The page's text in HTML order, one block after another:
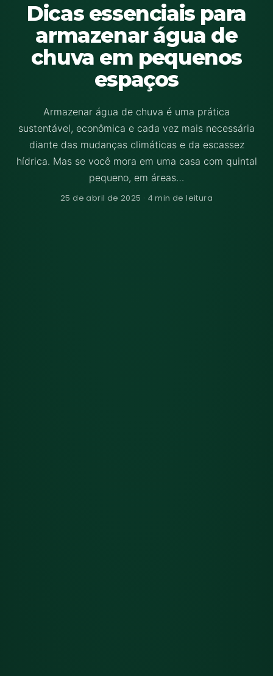
Dicas essenciais para
armazenar água de
chuva em pequenos
espaços
Armazenar água de chuva é uma prática
sustentável, econômica e cada vez mais necessária
diante das mudanças climáticas e da escassez
hídrica. Mas se você mora em uma casa com quintal
pequeno, em áreas…
25 de abril de 2025 · 4 min de leitura